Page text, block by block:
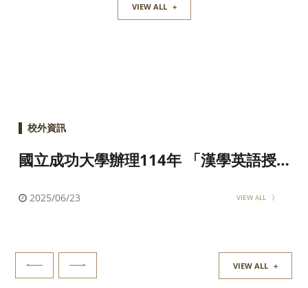
VIEW ALL +
校外資訊
國立成功大學辦理114年 「漢學英語授
2025/06/23 VIEW ALL 》
VIEW ALL +